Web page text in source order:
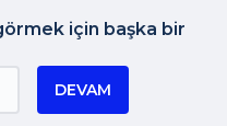
için başka bir
DEVAM